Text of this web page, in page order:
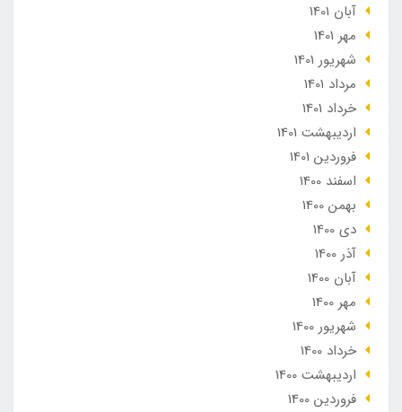
آبان 1401
مهر 1401
شهریور 1401
مرداد 1401
خرداد 1401
ارديبهشت 1401
فروردین 1401
اسفند 1400
بهمن 1400
دی 1400
آذر 1400
آبان 1400
مهر 1400
شهریور 1400
خرداد 1400
ارديبهشت 1400
فروردین 1400